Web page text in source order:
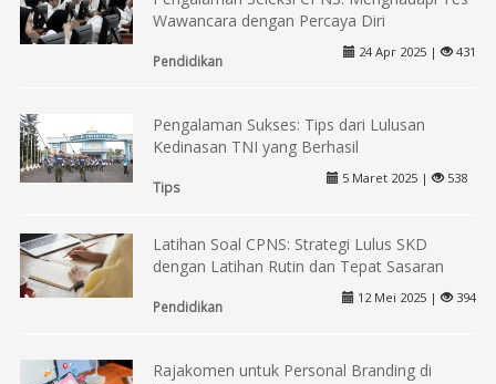
Wawancara dengan Percaya Diri
Pendidikan
24 Apr 2025 | 431
Pengalaman Sukses: Tips dari Lulusan
Kedinasan TNI yang Berhasil
Tips
5 Maret 2025 | 538
Latihan Soal CPNS: Strategi Lulus SKD
dengan Latihan Rutin dan Tepat Sasaran
Pendidikan
12 Mei 2025 | 394
Rajakomen untuk Personal Branding di